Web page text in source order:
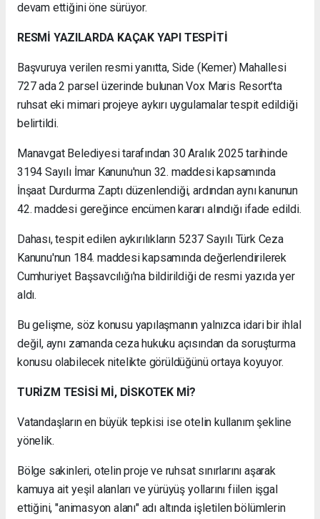
devam ettiğini öne sürüyor.
RESMİ YAZILARDA KAÇAK YAPI TESPİTİ
Başvuruya verilen resmi yanıtta, Side (Kemer) Mahallesi
727 ada 2 parsel üzerinde bulunan Vox Maris Resort'ta
ruhsat eki mimari projeye aykırı uygulamalar tespit edildiği
belirtildi.
Manavgat Belediyesi tarafından 30 Aralık 2025 tarihinde
3194 Sayılı İmar Kanunu'nun 32. maddesi kapsamında
İnşaat Durdurma Zaptı düzenlendiği, ardından aynı kanunun
42. maddesi gereğince encümen kararı alındığı ifade edildi.
Dahası, tespit edilen aykırılıkların 5237 Sayılı Türk Ceza
Kanunu'nun 184. maddesi kapsamında değerlendirilerek
Cumhuriyet Başsavcılığı'na bildirildiği de resmi yazıda yer
aldı.
Bu gelişme, söz konusu yapılaşmanın yalnızca idari bir ihlal
değil, aynı zamanda ceza hukuku açısından da soruşturma
konusu olabilecek nitelikte görüldüğünü ortaya koyuyor.
TURİZM TESİSİ Mİ, DİSKOTEK Mİ?
Vatandaşların en büyük tepkisi ise otelin kullanım şekline
yönelik.
Bölge sakinleri, otelin proje ve ruhsat sınırlarını aşarak
kamuya ait yeşil alanları ve yürüyüş yollarını fiilen işgal
ettiğini, "animasyon alanı" adı altında işletilen bölümlerin